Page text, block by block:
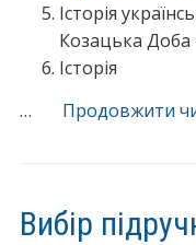
Історія
Козацька Доба
Історія
…
Продовжити
Вибір